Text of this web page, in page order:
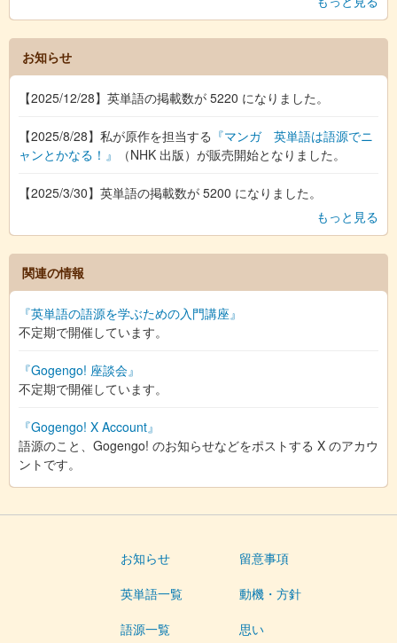
お知らせ
【2025/12/28】英単語の掲載数が 5220 になりました。
【2025/8/28】私が原作を担当する 『マンガ 英単語は語源でニ
ャンとかなる！』
（NHK 出版）が販売開始となりました。
【2025/3/30】英単語の掲載数が 5200 になりました。
もっと見る
関連の情報
『英単語の語源を学ぶための入門講座』
不定期で開催しています。
『Gogengo! 座談会』
不定期で開催しています。
『Gogengo! X Account』
語源のこと、Gogengo! のお知らせなどをポストする X のアカウ
ントです。
お知らせ
英単語一覧
語源一覧
留意事項
動機・方針
思い